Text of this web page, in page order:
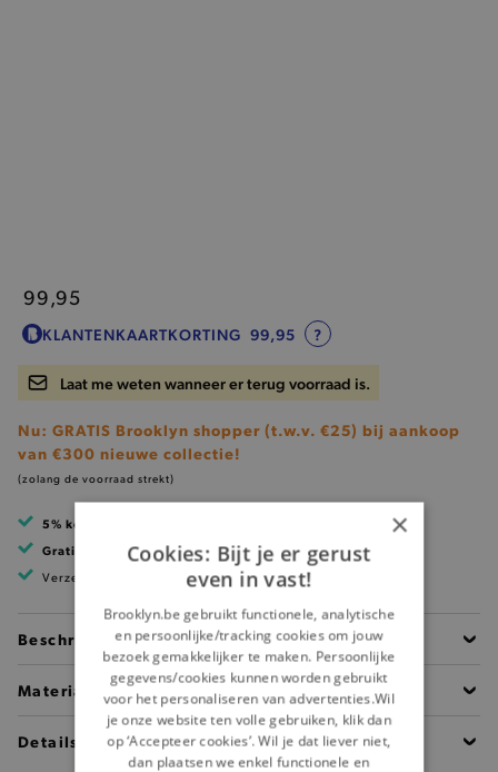
99,95
KLANTENKAARTKORTING 99,95 ?
Laat me weten wanneer er terug voorraad is.
Nu: GRATIS Brooklyn shopper (t.w.v. €25) bij aankoop
van €300 nieuwe collectie!
(zolang de voorraad strekt)
5% korting
Gratis verzendingvanaf 99 EUR
Verzending binnen 1 à 2 werkdagen
Beschrijving
Materiaal
Details
×
Cookies: Bijt je er gerust
even in vast!
Brooklyn.be gebruikt functionele, analytische
en persoonlijke/tracking cookies om jouw
bezoek gemakkelijker te maken. Persoonlijke
gegevens/cookies kunnen worden gebruikt
voor het personaliseren van advertenties.Wil
je onze website ten volle gebruiken, klik dan
op ‘Accepteer cookies’. Wil je dat liever niet,
dan plaatsen we enkel functionele en